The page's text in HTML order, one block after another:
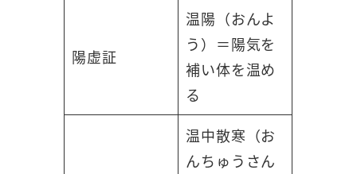
陽虚証
温陽（おんよ
う）＝陽気を
補い体を温め
る
温中散寒（お
んちゅうさん